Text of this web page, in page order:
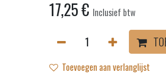
17,25€ Inclusief btw
Toevoegen aan verlanglijst